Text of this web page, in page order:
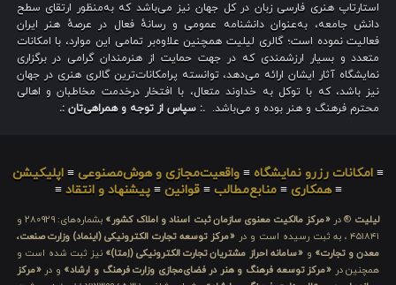
استارتاپ هنری فارسی زبان در کل جهان نیز می‌باشد که به‌منظور ارتقای سطح
دانش جامعه، به‌عنوان دانشنامه عمومی و رسانهٔ فعال در عرصهٔ هنر ایران
فعالیت نموده است؛ گالری لیلیت همچنین علاوه‌بر تمامی این موارد، با امکانات
متعدد و بسیار ارزشمندی که در جهت حمایت از هنرمندان گرامی در برگزاری
نمایشگاه آثار ایشان ارائه می‌دهد، توانسته پرامکانات‌ترین گالری هنری در جهان
نیز باشد، که با توکل به خداوند متعال، با افتخار درخدمت مخاطبان و اهالی
محترم فرهنگ و هنر بوده و می‌باشد. .: سپاس از توجه و همراهی‌تان :.
≡ امکانات رزرو نمایشگاه ≡ واقعیت‌مجازی و هوش‌مصنوعی ≡ اپلیکیشن
≡همکاری ≡منابع‌مطالب ≡قوانین ≡پیشنهاد و انتقاد ≡
لیلیت ® در «مرکز مالکیت معنوی سازمان ثبت اسناد و املاک کشور»
بشماره‌های: ۲۸۰۹۲۹ و
۴۵۱۸۴۱ ، به ثبت رسیده است و در
«مرکز توسعه تجارت الکترونیکی (اینماد) وزارت صنعت،
معدن و تجارت» و «سامانه احراز مشتریان تجارت الکترونیکی (اِمتا)» نیز ثبت شده است و
همچنین در «مرکز توسعه فرهنگ و هنر در فضای‌مجازی وزارت فرهنگ و ارشاد» و در«مرکز